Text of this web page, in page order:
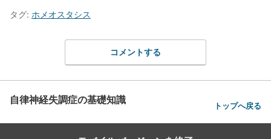
タグ: ホメオスタシス
コメントする
自律神経失調症の基礎知識 トップへ戻る